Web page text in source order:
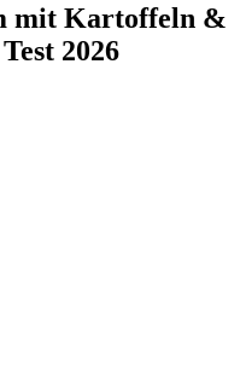
mit Kartoffeln &
2026